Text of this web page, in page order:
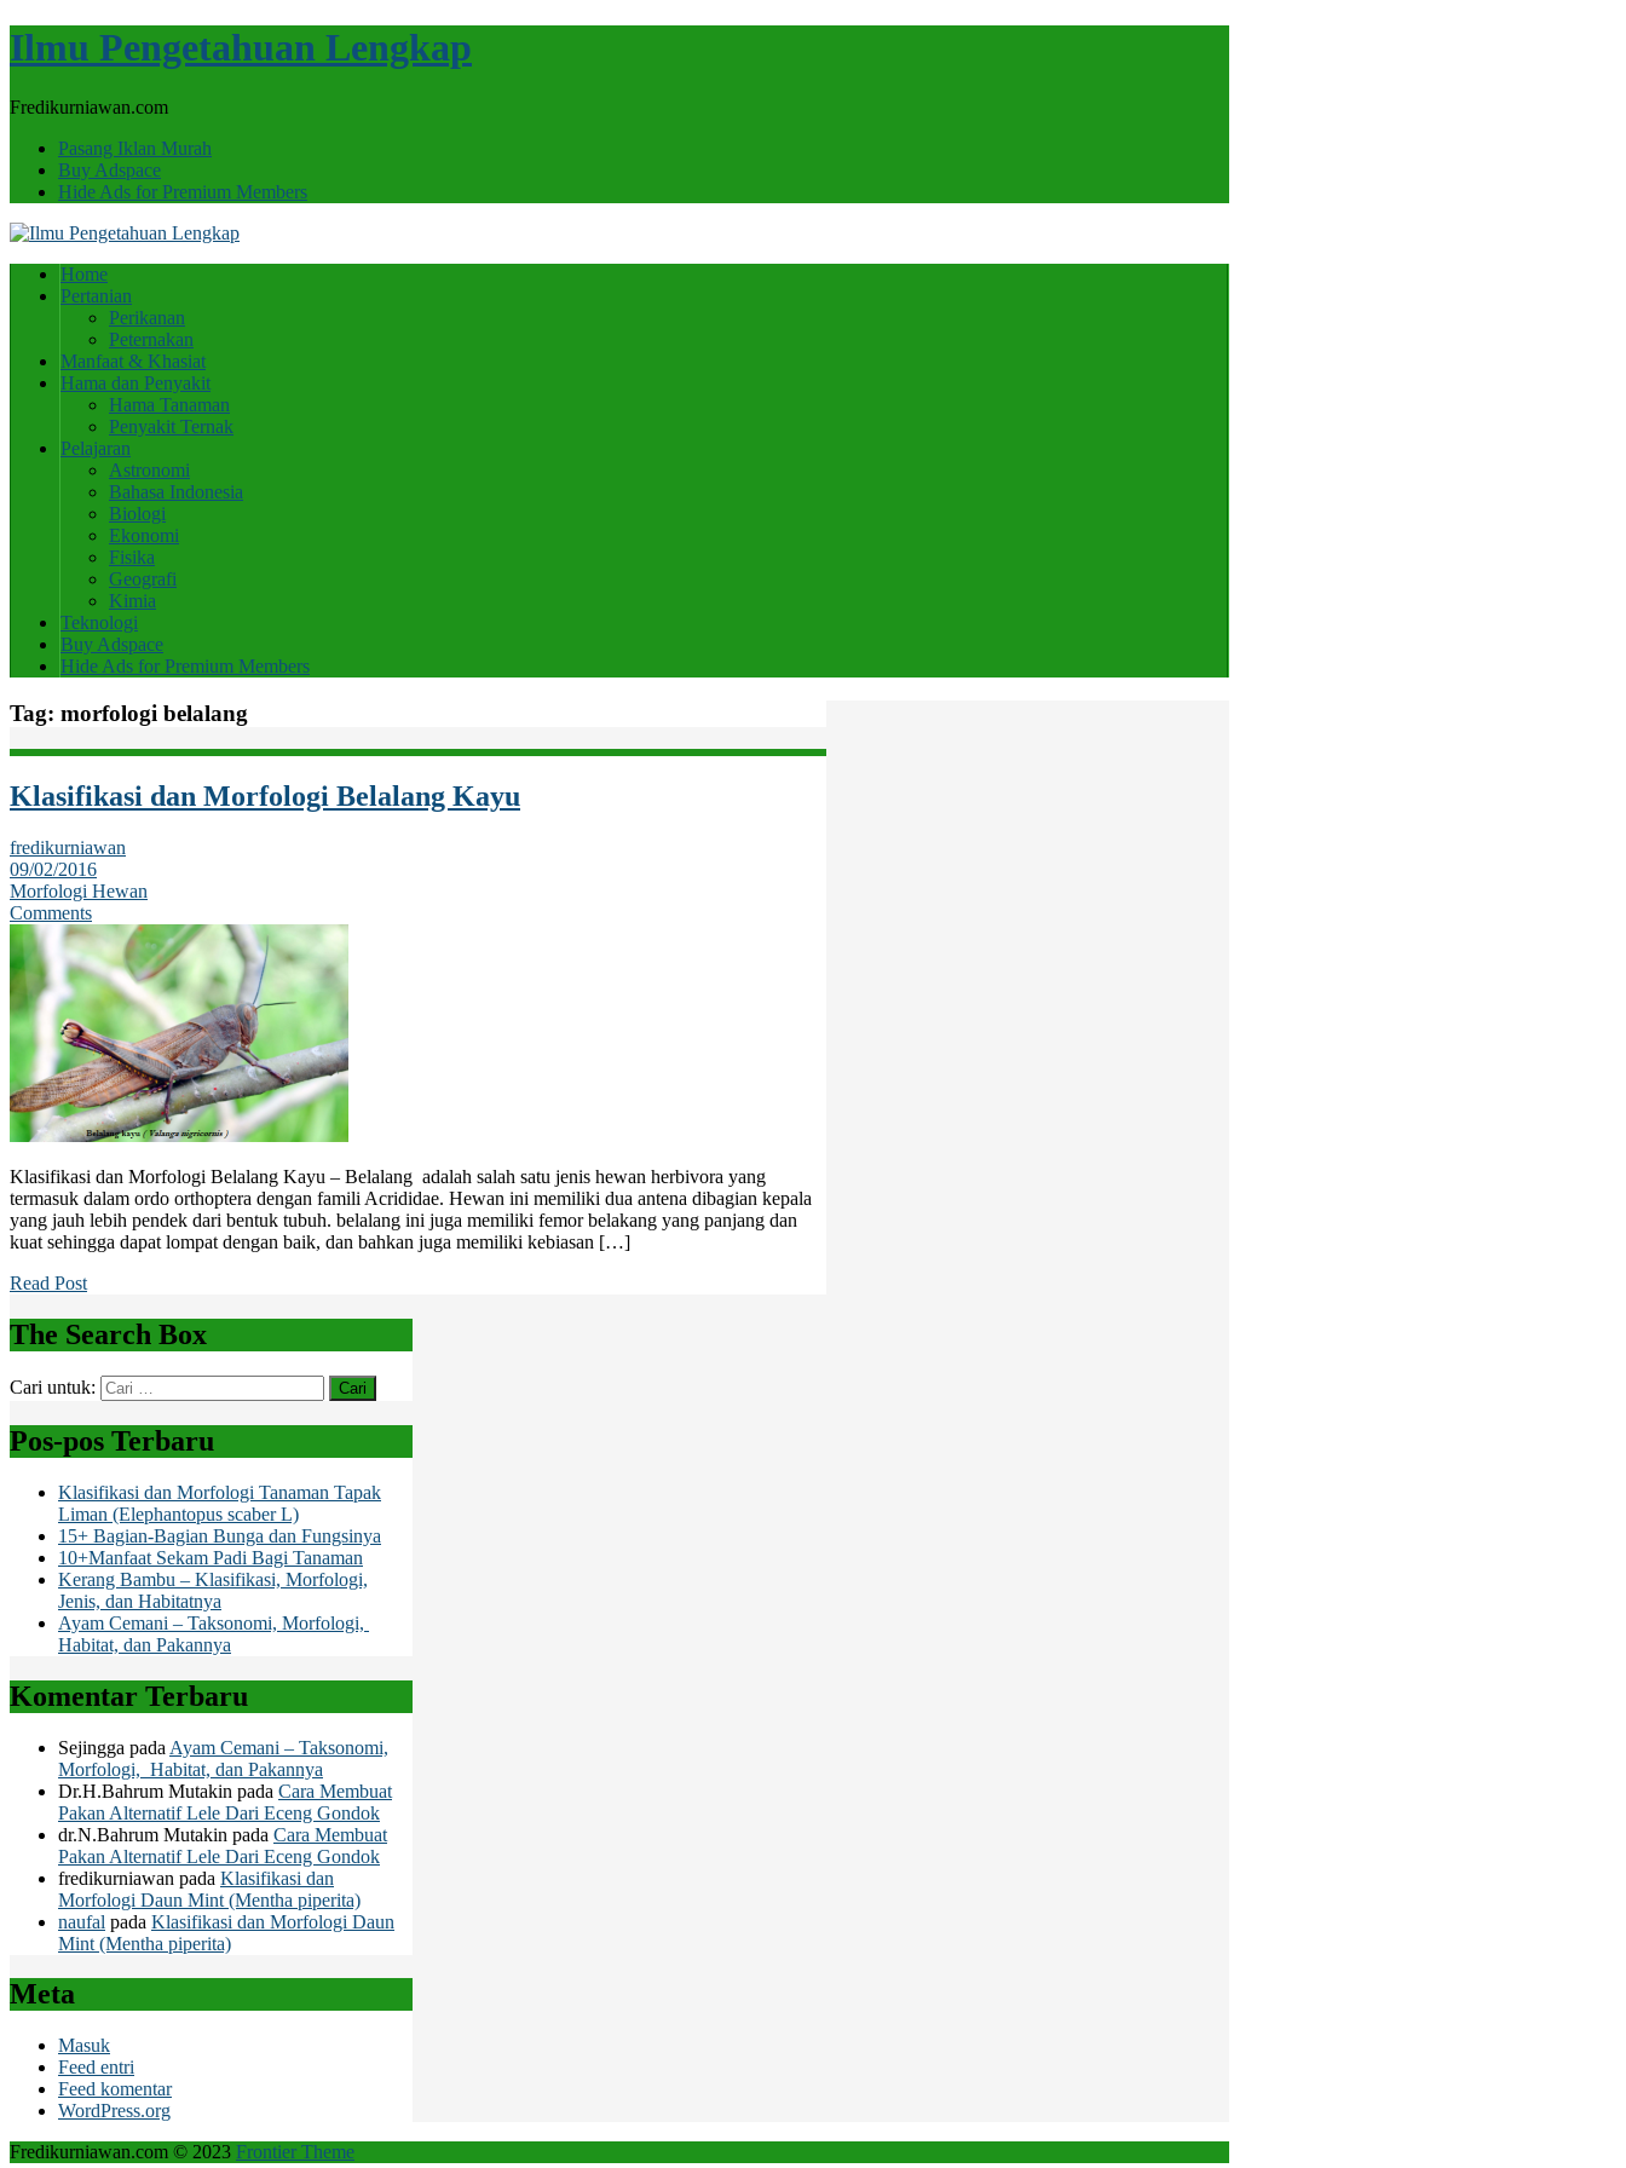
Ilmu Pengetahuan Lengkap
Fredikurniawan.com
Pasang Iklan Murah
Buy Adspace
Hide Ads for Premium Members
Home
Pertanian
Perikanan
Peternakan
Manfaat & Khasiat
Hama dan Penyakit
Hama Tanaman
Penyakit Ternak
Pelajaran
Astronomi
Bahasa Indonesia
Biologi
Ekonomi
Fisika
Geografi
Kimia
Teknologi
Buy Adspace
Hide Ads for Premium Members
Tag: morfologi belalang
Klasifikasi dan Morfologi Belalang Kayu
fredikurniawan
09/02/2016
Morfologi Hewan
Comments
Klasifikasi dan Morfologi Belalang Kayu – Belalang adalah salah satu jenis hewan herbivora yang
termasuk dalam ordo orthoptera dengan famili Acrididae. Hewan ini memiliki dua antena dibagian kepala
yang jauh lebih pendek dari bentuk tubuh. belalang ini juga memiliki femor belakang yang panjang dan
kuat sehingga dapat lompat dengan baik, dan bahkan juga memiliki kebiasan […]
Read Post
The Search Box
Cari untuk:
Pos-pos Terbaru
Klasifikasi dan Morfologi Tanaman Tapak
Liman (Elephantopus scaber L)
15+ Bagian-Bagian Bunga dan Fungsinya
10+Manfaat Sekam Padi Bagi Tanaman
Kerang Bambu – Klasifikasi, Morfologi,
Jenis, dan Habitatnya
Ayam Cemani – Taksonomi, Morfologi,
Habitat, dan Pakannya
Komentar Terbaru
Sejingga pada Ayam Cemani – Taksonomi,
Morfologi, Habitat, dan Pakannya
Dr.H.Bahrum Mutakin pada Cara Membuat
Pakan Alternatif Lele Dari Eceng Gondok
dr.N.Bahrum Mutakin pada Cara Membuat
Pakan Alternatif Lele Dari Eceng Gondok
fredikurniawan pada Klasifikasi dan
Morfologi Daun Mint (Mentha piperita)
naufal pada Klasifikasi dan Morfologi Daun
Mint (Mentha piperita)
Meta
Masuk
Feed entri
Feed komentar
WordPress.org
Fredikurniawan.com © 2023 Frontier Theme